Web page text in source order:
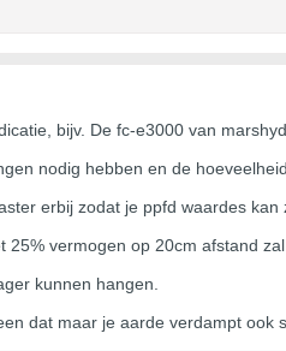
bijv. De fc-e3000 van
nodig hebben en de
erbij zodat je ppfd waardes
vermogen op 20cm afstand
kunnen hangen.
dat maar je aarde verdampt ook